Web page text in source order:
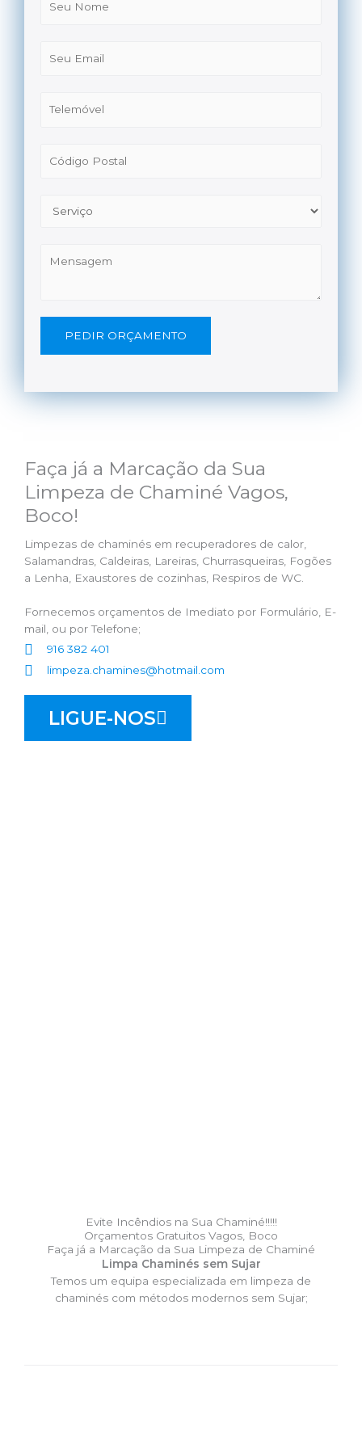
PEDIR ORÇAMENTO
Faça já a Marcação da Sua
Limpeza de Chaminé Vagos,
Boco!
Limpezas de chaminés em recuperadores de calor,
Salamandras, Caldeiras, Lareiras, Churrasqueiras, Fogões
a Lenha, Exaustores de cozinhas, Respiros de WC.
Fornecemos orçamentos de Imediato por Formulário, E-
mail, ou por Telefone;
916 382 401
limpeza.chamines@hotmail.com
LIGUE-NOS
Evite Incêndios na Sua Chaminé!!!!!
Orçamentos Gratuitos Vagos, Boco
Faça já a Marcação da Sua Limpeza de Chaminé
Limpa Chaminés sem Sujar
Temos um equipa especializada em limpeza de
chaminés com métodos modernos sem Sujar;